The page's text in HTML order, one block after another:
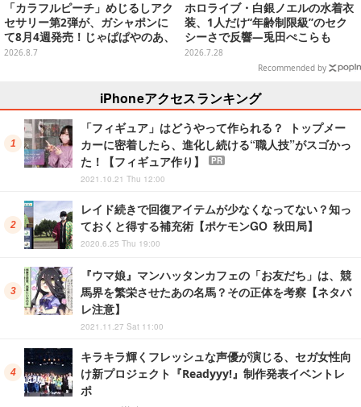
「カラフルピーチ」めじるしアク
セサリー第2弾が、ガシャポンに
て8月4週発売！じゃぱぱやのあ、
シヴァたちメンバー11名分ライン
2026.8.7
ホロライブ・白銀ノエルの水着衣
装、1人だけ“年齢制限級”のセク
シーさで反響―兎田ぺこらも
「こ、こんなことが許されていい
のか？」と興奮隠せず
2026.7.28
Recommended by
iPhoneアクセスランキング
「フィギュア」はどうやって作られる？ トップメー
カーに密着したら、進化し続ける“職人技”がスゴかっ
た！【フィギュア作り】
PR
2021.10.21 Thu 12:00
レイド続きで回復アイテムが少なくなってない？知っ
ておくと得する補充術【ポケモンGO 秋田局】
2020.6.25 Thu 19:00
『ウマ娘』マンハッタンカフェの「お友だち」は、競
馬界を繁栄させたあの名馬？その正体を考察【ネタバ
レ注意】
2021.11.27 Sat 11:00
キラキラ輝くフレッシュな声優が演じる、セガ女性向
け新プロジェクト『Readyyy!』制作発表イベントレ
ポ